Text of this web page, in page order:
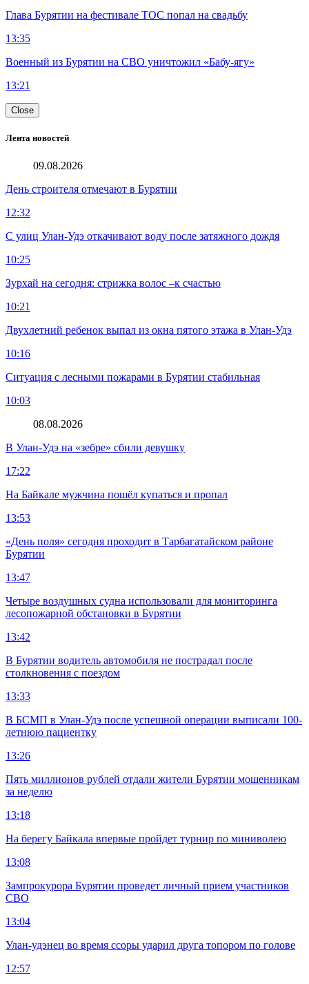
Глава Бурятии на фестивале ТОС попал на свадьбу
13:35
Военный из Бурятии на СВО уничтожил «Бабу-ягу»
13:21
Close
Лента новостей
09.08.2026
День строителя отмечают в Бурятии
12:32
С улиц Улан-Удэ откачивают воду после затяжного дождя
10:25
Зурхай на сегодня: стрижка волос –к счастью
10:21
Двухлетний ребенок выпал из окна пятого этажа в Улан-Удэ
10:16
Ситуация с лесными пожарами в Бурятии стабильная
10:03
08.08.2026
В Улан-Удэ на «зебре» сбили девушку
17:22
На Байкале мужчина пошёл купаться и пропал
13:53
«День поля» сегодня проходит в Тарбагатайском районе
Бурятии
13:47
Четыре воздушных судна использовали для мониторинга
лесопожарной обстановки в Бурятии
13:42
В Бурятии водитель автомобиля не пострадал после
столкновения с поездом
13:33
В БСМП в Улан-Удэ после успешной операции выписали 100-
летнюю пациентку
13:26
Пять миллионов рублей отдали жители Бурятии мошенникам
за неделю
13:18
На берегу Байкала впервые пройдет турнир по миниволею
13:08
Зампрокурора Бурятии проведет личный прием участников
СВО
13:04
Улан-удэнец во время ссоры ударил друга топором по голове
12:57